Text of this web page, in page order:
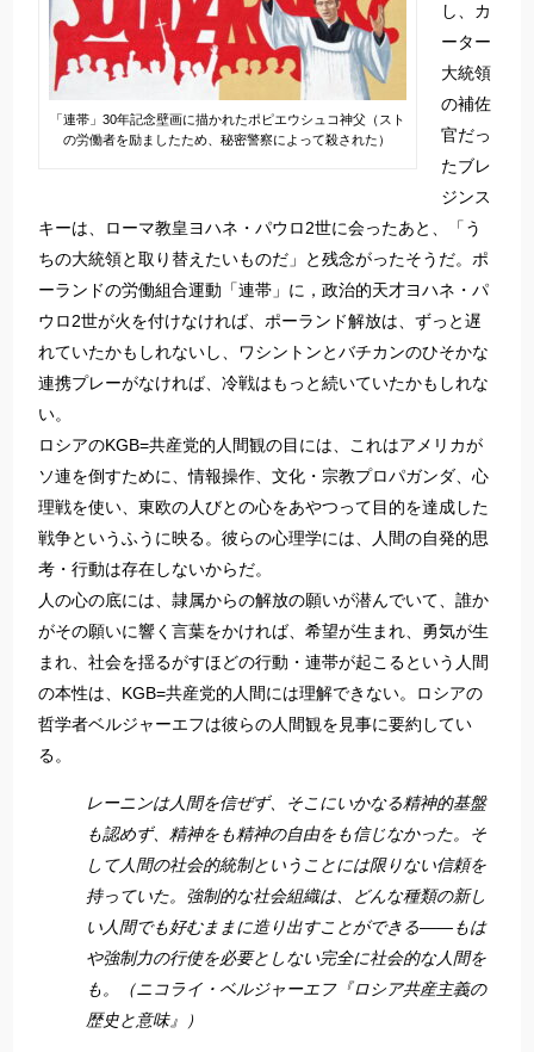
「連帯」30年記念壁画に描かれたポピエウシュコ神父（スト
の労働者を励ましたため、秘密警察によって殺された）
し、カ
ーター
大統領
の補佐
官だっ
たブレ
ジンス
キーは、ローマ教皇ヨハネ・パウロ2世に会ったあと、「う
ちの大統領と取り替えたいものだ」と残念がったそうだ。ポ
ーランドの労働組合運動「連帯」に，政治的天才ヨハネ・パ
ウロ2世が火を付けなければ、ポーランド解放は、ずっと遅
れていたかもしれないし、ワシントンとバチカンのひそかな
連携プレーがなければ、冷戦はもっと続いていたかもしれな
い。
ロシアのKGB=共産党的人間観の目には、これはアメリカが
ソ連を倒すために、情報操作、文化・宗教プロパガンダ、心
理戦を使い、東欧の人びとの心をあやつって目的を達成した
戦争というふうに映る。彼らの心理学には、人間の自発的思
考・行動は存在しないからだ。
人の心の底には、隷属からの解放の願いが潜んでいて、誰か
がその願いに響く言葉をかければ、希望が生まれ、勇気が生
まれ、社会を揺るがすほどの行動・連帯が起こるという人間
の本性は、KGB=共産党的人間には理解できない。ロシアの
哲学者ベルジャーエフは彼らの人間観を見事に要約してい
る。
レーニンは人間を信ぜず、そこにいかなる精神的基盤
も認めず、精神をも精神の自由をも信じなかった。そ
して人間の社会的統制ということには限りない信頼を
持っていた。強制的な社会組織は、どんな種類の新し
い人間でも好むままに造り出すことができる――もは
や強制力の行使を必要としない完全に社会的な人間を
も。（ニコライ・ベルジャーエフ『ロシア共産主義の
歴史と意味』）